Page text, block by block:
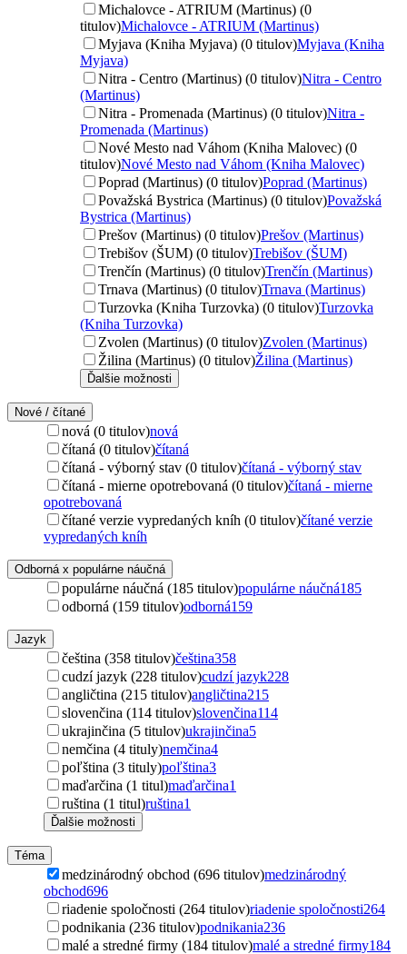
Michalovce - ATRIUM (Martinus) (0
titulov)Michalovce - ATRIUM (Martinus)
Myjava (Kniha Myjava) (0 titulov)Myjava (Kniha
Myjava)
Nitra - Centro (Martinus) (0 titulov)Nitra - Centro
(Martinus)
Nitra - Promenada (Martinus) (0 titulov)Nitra -
Promenada (Martinus)
Nové Mesto nad Váhom (Kniha Malovec) (0
titulov)Nové Mesto nad Váhom (Kniha Malovec)
Poprad (Martinus) (0 titulov)Poprad (Martinus)
Považská Bystrica (Martinus) (0 titulov)Považská
Bystrica (Martinus)
Prešov (Martinus) (0 titulov)Prešov (Martinus)
Trebišov (ŠUM) (0 titulov)Trebišov (ŠUM)
Trenčín (Martinus) (0 titulov)Trenčín (Martinus)
Trnava (Martinus) (0 titulov)Trnava (Martinus)
Turzovka (Kniha Turzovka) (0 titulov)Turzovka
(Kniha Turzovka)
Zvolen (Martinus) (0 titulov)Zvolen (Martinus)
Žilina (Martinus) (0 titulov)Žilina (Martinus)
Ďalšie možnosti
Nové / čítané
nová (0 titulov)nová
čítaná (0 titulov)čítaná
čítaná - výborný stav (0 titulov)čítaná - výborný stav
čítaná - mierne opotrebovaná (0 titulov)čítaná - mierne
opotrebovaná
čítané verzie vypredaných kníh (0 titulov)čítané verzie
vypredaných kníh
Odborná x populárne náučná
populárne náučná (185 titulov)populárne náučná185
odborná (159 titulov)odborná159
Jazyk
čeština (358 titulov)čeština358
cudzí jazyk (228 titulov)cudzí jazyk228
angličtina (215 titulov)angličtina215
slovenčina (114 titulov)slovenčina114
ukrajinčina (5 titulov)ukrajinčina5
nemčina (4 tituly)nemčina4
poľština (3 tituly)poľština3
maďarčina (1 titul)maďarčina1
ruština (1 titul)ruština1
Ďalšie možnosti
Téma
medzinárodný obchod (696 titulov)medzinárodný
obchod696
riadenie spoločnosti (264 titulov)riadenie spoločnosti264
podnikania (236 titulov)podnikania236
malé a stredné firmy (184 titulov)malé a stredné firmy184